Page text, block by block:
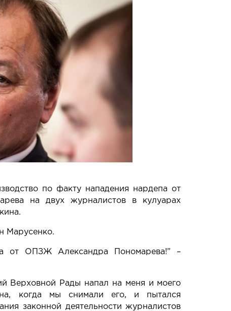
по факту нападения нардепа от
на двух журналистов в кулуарах
Марусенко.
от ОПЗЖ Александра Пономарева!” –
Верховной Рады напал на меня и моего
когда мы снимали его, и пытался
законной деятельности журналистов